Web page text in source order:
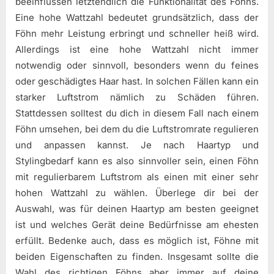
Eine hohe Wattzahl bedeutet grundsätzlich, dass der
Föhn mehr Leistung erbringt und schneller heiß wird.
Allerdings ist eine hohe Wattzahl nicht immer
notwendig oder sinnvoll, besonders wenn du feines
oder geschädigtes Haar hast. In solchen Fällen kann ein
starker Luftstrom nämlich zu Schäden führen.
Stattdessen solltest du dich in diesem Fall nach einem
Föhn umsehen, bei dem du die Luftstromrate regulieren
und anpassen kannst. Je nach Haartyp und
Stylingbedarf kann es also sinnvoller sein, einen Föhn
mit regulierbarem Luftstrom als einen mit einer sehr
hohen Wattzahl zu wählen. Überlege dir bei der
Auswahl, was für deinen Haartyp am besten geeignet
ist und welches Gerät deine Bedürfnisse am ehesten
erfüllt. Bedenke auch, dass es möglich ist, Föhne mit
beiden Eigenschaften zu finden. Insgesamt sollte die